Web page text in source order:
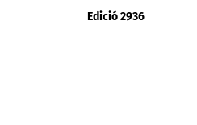
Edició 2936